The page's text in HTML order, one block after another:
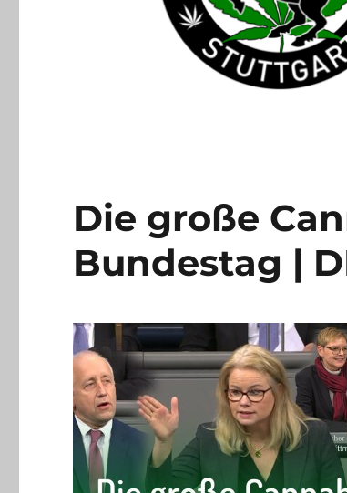
Die große
Bundestag |